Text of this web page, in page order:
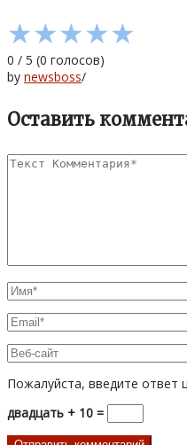
★★★★★
0 / 5 (0 голосов)
by newsboss/
Оставить
Пожалуйста, введите ответ
двадцать + 10 =